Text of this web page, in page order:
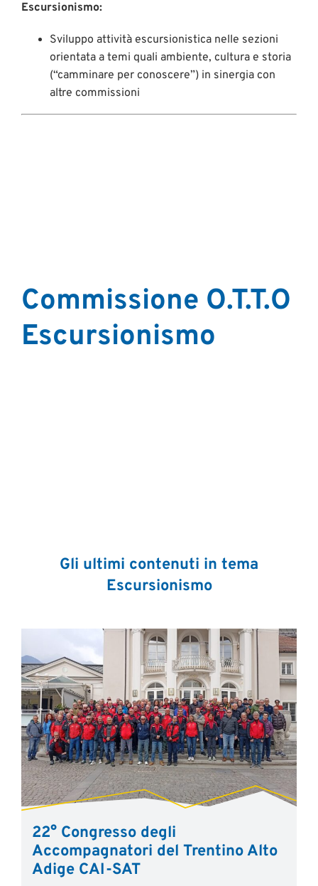
Escursionismo:
Sviluppo attività escursionistica nelle sezioni
orientata a temi quali ambiente, cultura e storia
(“camminare per conoscere”) in sinergia con
altre commissioni
Commissione O.T.T.O
Escursionismo
Gli ultimi contenuti in tema
Escursionismo
22° Congresso degli
Accompagnatori del Trentino Alto
Adige CAI-SAT